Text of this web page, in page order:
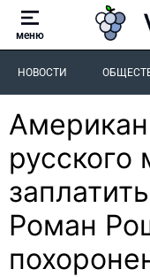
меню
НОВОСТИ
Роман